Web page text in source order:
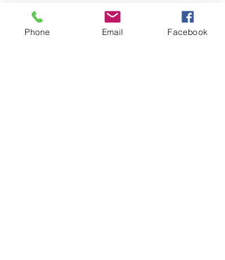
100V100W ネジ
Phone Email Facebook